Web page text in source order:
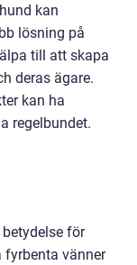
kan
lösning på
till att skapa
deras ägare.
kan ha
regelbundet.
för
fyrbenta vänner